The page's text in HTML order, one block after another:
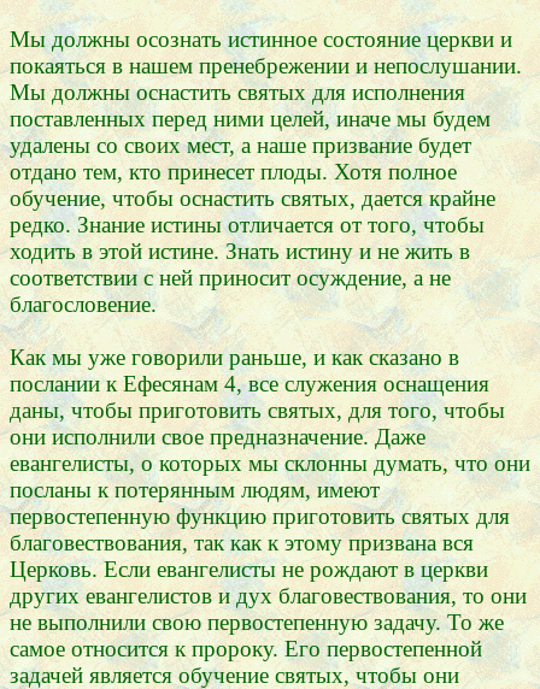
Мы должны осознать истинное состояние церкви и
покаяться в нашем пренебрежении и непослушании.
Мы должны оснастить святых для исполнения
поставленных перед ними целей, иначе мы будем
удалены со своих мест, а наше призвание будет
отдано тем, кто принесет плоды. Хотя полное
обучение, чтобы оснастить святых, дается крайне
редко. Знание истины отличается от того, чтобы
ходить в этой истине. Знать истину и не жить в
соответствии с ней приносит осуждение, а не
благословение.
Как мы уже говорили раньше, и как сказано в
послании к Ефесянам 4, все служения оснащения
даны, чтобы приготовить святых, для того, чтобы
они исполнили свое предназначение. Даже
евангелисты, о которых мы склонны думать, что они
посланы к потерянным людям, имеют
первостепенную функцию приготовить святых для
благовествования, так как к этому призвана вся
Церковь. Если евангелисты не рождают в церкви
других евангелистов и дух благовествования, то они
не выполнили свою первостепенную задачу. То же
самое относится к пророку. Его первостепенной
задачей является обучение святых, чтобы они